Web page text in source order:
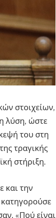
στοιχείων,
λύση, ώστε
του στη
τραγικής
στήριξη.
και την
κατηγορούσε
«Πού είναι